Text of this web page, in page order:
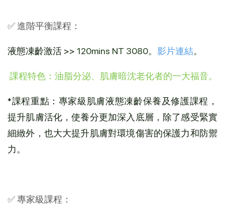
✅ 進階平衡課程：
液態凍齡激活 >> 120mins NT 3080。 影片連結。
課程特色：油脂分泌、肌膚暗沈老化者的一大福音。
*課程重點：專家級肌膚液態凍齡保養及修護課程，
提升肌膚活化，使養分更加深入底層，除了感受緊實
細緻外，也大大提升肌膚對環境傷害的保護力和防禦
力。
✅ 專家級課程：